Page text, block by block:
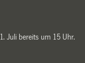
Juli bereits um 15 Uhr.